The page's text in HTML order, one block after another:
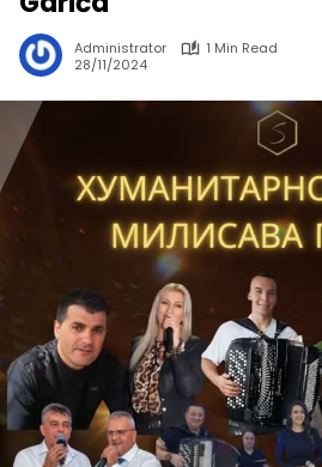
Administrator
1 Min Read
28/11/2024